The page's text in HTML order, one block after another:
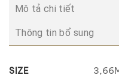
Mô tả chi tiết
Thông tin bổ sung
SIZE